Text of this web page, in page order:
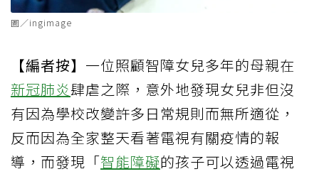
圖／ingimage
【編者按】 一位照顧智障女兒多年的母親在
新冠肺炎肆虐之際，意外地發現女兒非但沒
有因為學校改變許多日常規則而無所適從，
反而因為全家整天看著電視有關疫情的報
導，而發現「智能障礙的孩子可以透過電視